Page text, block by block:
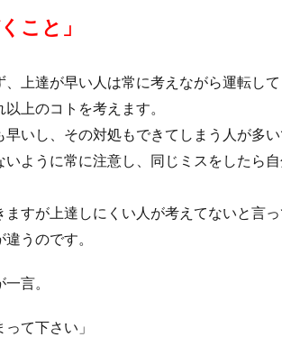
こと」
上達が早い人は常に考えながら運転して
上のコトを考えます。
いし、その対処もできてしまう人が多い
ように常に注意し、同じミスをしたら
すが上達しにくい人が考えてないと言
うのです。
言。
て下さい」